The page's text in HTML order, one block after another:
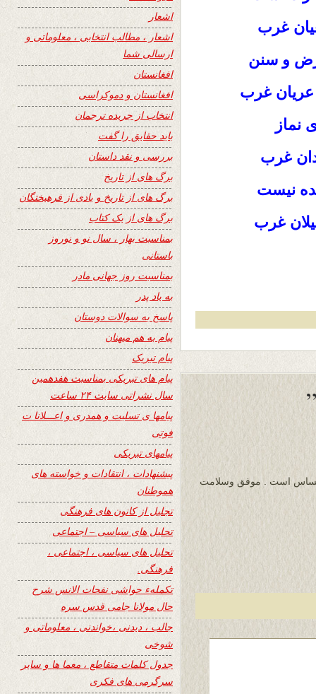
غرب
و سنن
غرب
نماز
غرب
نیست
غرب
احساس است . موفق وسلامت
اشعار
اشعار ، مطالب انتخابی ، معلوماتی و
ارسالی شما
افغانستان
افغانستان و دموکراسی
انتخاب از جریده ترجمان
باید حقایق را گفت
بررسی و نقد داستان
برگ های از تاریخ
برگ های از تاریخ و یادی از فرهیختگان
برگ های از یک کتاب
بمناسبت بهار ، سال نو و نوروز
باستانی
بمناسبت روز جهانی مادر
به یاد پدر
پاسخ به سوالات دوستان
پیام به هم میهنان
پیام تبریک
پیام های تبریکی بمناسبت هفدهمین
سال نشراتی سایت ۲۴ ساعت
پیامها ی تسلیت و همدری و اعـــلانا ت
فوتی
پیامهای تبریکی
پیشنهادات ، انتقادات و خواسته های
هموطنان
تجلیل از کانون های فرهنگی
تحلیل های سیاسی – اجتماعی
تحلیل های سیاسی ، اجتماعی ،
فرهنگی.
تکملهء حواشی نفحات الانس شرح
حال مولانا جامی قدس سره
جالب ، دیدنی ،خواندنی ، معلوماتی و
شوخی
جدول کلمات متقاطع ، معما ها و سایر
سرگرمی های فکری